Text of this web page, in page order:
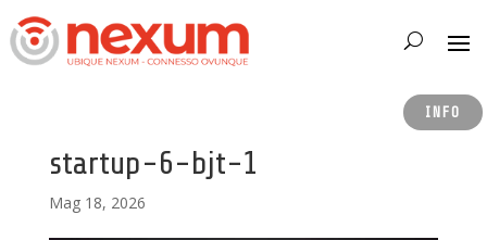
INFO
startup-6-bjt-1
Mag 18, 2026